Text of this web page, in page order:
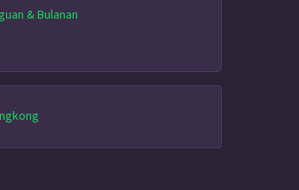
& Bulanan